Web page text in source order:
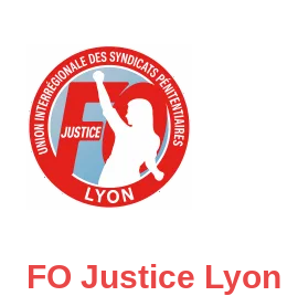
content
FO Justice Lyon